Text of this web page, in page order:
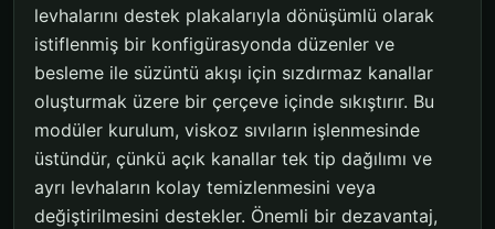
levhalarını destek plakalarıyla dönüşümlü olarak
istiflenmiş bir konfigürasyonda düzenler ve
besleme ile süzüntü akışı için sızdırmaz kanallar
oluşturmak üzere bir çerçeve içinde sıkıştırır. Bu
modüler kurulum, viskoz sıvıların işlenmesinde
üstündür, çünkü açık kanallar tek tip dağılımı ve
ayrı levhaların kolay temizlenmesini veya
değiştirilmesini destekler. Önemli bir dezavantaj,